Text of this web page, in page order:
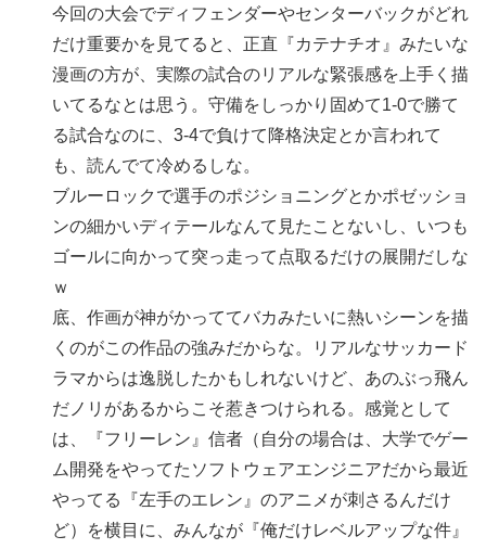
今回の大会でディフェンダーやセンターバックがどれ
だけ重要かを見てると、正直『カテナチオ』みたいな
漫画の方が、実際の試合のリアルな緊張感を上手く描
いてるなとは思う。守備をしっかり固めて1-0で勝て
る試合なのに、3-4で負けて降格決定とか言われて
も、読んでて冷めるしな。
ブルーロックで選手のポジショニングとかポゼッショ
ンの細かいディテールなんて見たことないし、いつも
ゴールに向かって突っ走って点取るだけの展開だしな
ｗ
底、作画が神がかっててバカみたいに熱いシーンを描
くのがこの作品の強みだからな。リアルなサッカード
ラマからは逸脱したかもしれないけど、あのぶっ飛ん
だノリがあるからこそ惹きつけられる。感覚として
は、『フリーレン』信者（自分の場合は、大学でゲー
ム開発をやってたソフトウェアエンジニアだから最近
やってる『左手のエレン』のアニメが刺さるんだけ
ど）を横目に、みんなが『俺だけレベルアップな件』